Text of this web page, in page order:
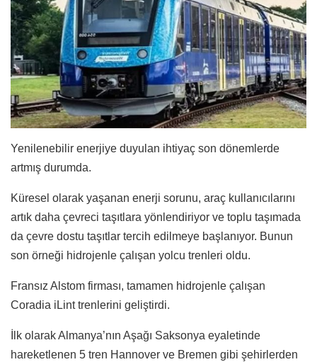
Yenilenebilir enerjiye duyulan ihtiyaç son dönemlerde
artmış durumda.
Küresel olarak yaşanan enerji sorunu, araç kullanıcılarını
artık daha çevreci taşıtlara yönlendiriyor ve toplu taşımada
da çevre dostu taşıtlar tercih edilmeye başlanıyor. Bunun
son örneği hidrojenle çalışan yolcu trenleri oldu.
Fransız Alstom firması, tamamen hidrojenle çalışan
Coradia iLint trenlerini geliştirdi.
İlk olarak Almanya’nın Aşağı Saksonya eyaletinde
hareketlenen 5 tren Hannover ve Bremen gibi şehirlerden